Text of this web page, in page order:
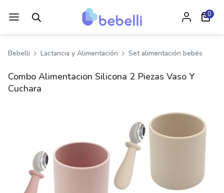
0
Bebelli Lactancia y Alimentación Set alimentación bebés
Combo Alimentacion Silicona 2 Piezas Vaso Y
Cuchara